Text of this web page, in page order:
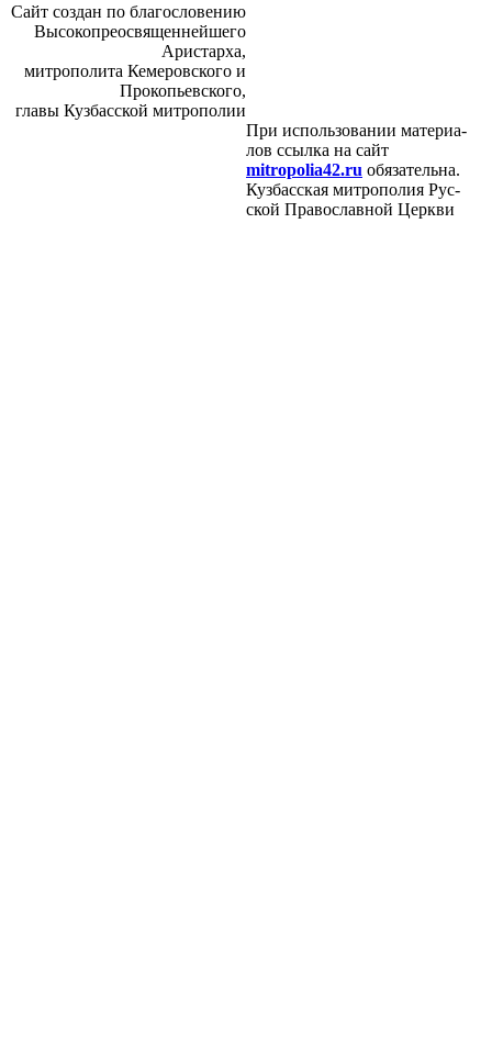
Сайт со­здан по бла­го­сло­ве­нию
Вы­со­ко­прео­свя­щен­ней­ше­го
Ари­стар­ха,
мит­ро­по­ли­та Ке­ме­ров­ско­го и
Про­ко­пьев­ско­го,
гла­вы Куз­бас­ской мит­ро­по­лии
При ис­поль­зо­ва­нии ма­те­ри­а­
лов ссыл­ка на сайт
mitropolia42.ru обя­за­тель­на.
Куз­бас­ская мит­ро­по­лия Рус­
ской Пра­во­слав­ной Церк­ви